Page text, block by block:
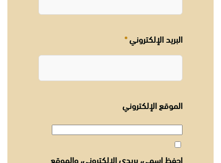
البريد الإلكتروني*
الموقع الإلكتروني
احفظ اسمي، بريدي الإلكتروني، والموقع